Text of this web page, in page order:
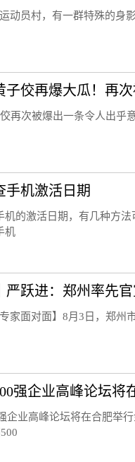
动员村，有一群特殊的身
再次被爆出一条令人出乎
手机激活日期
机的激活日期，有几种方
机
专家面对面】8月3日，郑州
企业高峰论坛将在合肥举